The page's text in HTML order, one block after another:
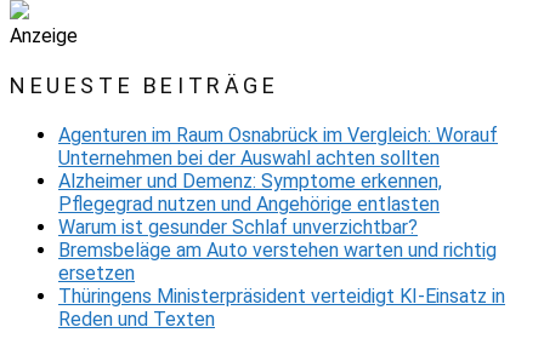
Anzeige
NEUESTE BEITRÄGE
Agenturen im Raum Osnabrück im Vergleich: Worauf
Unternehmen bei der Auswahl achten sollten
Alzheimer und Demenz: Symptome erkennen,
Pflegegrad nutzen und Angehörige entlasten
Warum ist gesunder Schlaf unverzichtbar?
Bremsbeläge am Auto verstehen warten und richtig
ersetzen
Thüringens Ministerpräsident verteidigt KI-Einsatz in
Reden und Texten